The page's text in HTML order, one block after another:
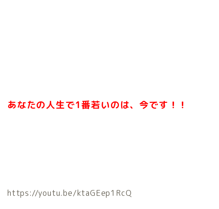
あなたの人生で1番若いのは、今です！！
https://youtu.be/ktaGEep1RcQ